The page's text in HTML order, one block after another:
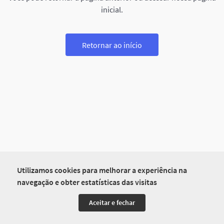
Utilizamos cookies para melhorar a experiência na
navegação e obter estatísticas das visitas
Aceitar e fechar
inicial.
Retornar ao início